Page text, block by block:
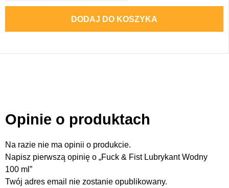
DODAJ DO KOSZYKA
Opinie o produktach
Na razie nie ma opinii o produkcie.
Napisz pierwszą opinię o „Fuck & Fist Lubrykant Wodny
100 ml”
Twój adres email nie zostanie opublikowany.